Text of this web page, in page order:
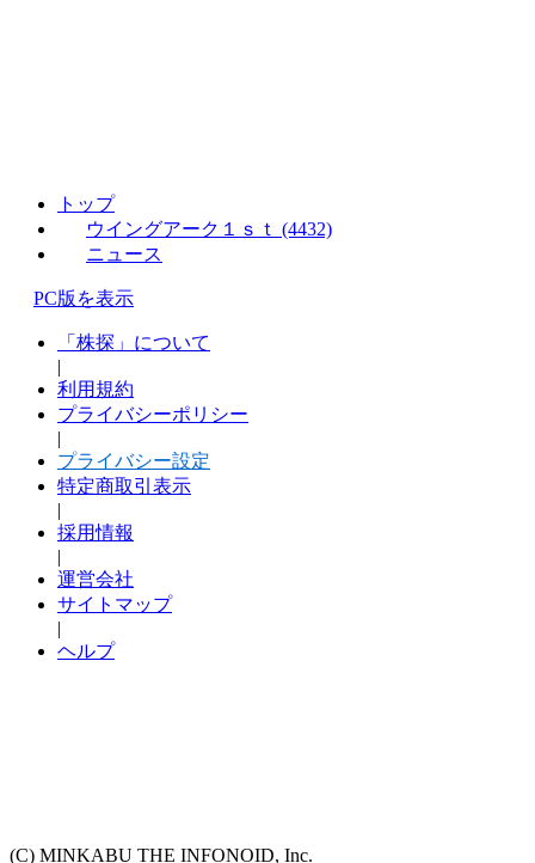
トップ
ウイングアーク１ｓｔ (4432)
ニュース
PC版を表示
「株探」について
|
利用規約
プライバシーポリシー
|
プライバシー設定
特定商取引表示
|
採用情報
|
運営会社
サイトマップ
|
ヘルプ
(C) MINKABU THE INFONOID, Inc.